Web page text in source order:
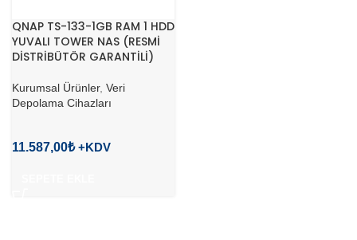
QNAP TS-133-1GB RAM 1 HDD
YUVALI TOWER NAS (RESMİ
DİSTRİBÜTÖR GARANTİLİ)
Kurumsal Ürünler, Veri
Depolama Cihazları
11.587,00₺